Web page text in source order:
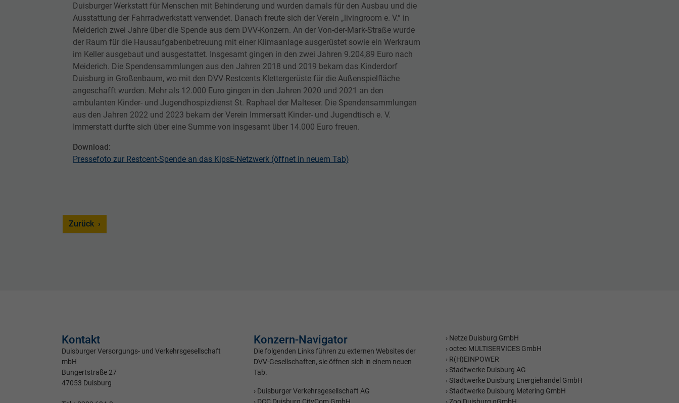
Duisburger Werkstatt für Menschen mit Behinderung und wurden damals für den Ausbau und die
Ausstattung der Fahrradwerkstatt verwendet. Danach freute sich der Verein „livingroom e. V.“ in
Meiderich zwei Jahre über die Spende aus dem DVV-Konzern. An der Von-der-Mark-Straße wurde
der Raum für die Hausaufgabenbetreuung mit einer Klimaanlage ausgerüstet sowie ein Werkraum
im Keller ausgebaut und ausgestattet. Insgesamt gingen in den zwei Jahren 9.204,89 Euro nach
Meiderich. Die Spendensammlungen aus den Jahren 2018 und 2019 bekam das Kinderdorf
Duisburg in Großenbaum, wo mit den DVV-Restcents Klettergerüste für die Außenspielfläche
angeschafft wurden. Mehr als 12.000 Euro gingen in den Jahren 2020 und 2021 an den
ambulanten Kinder- und Jugendhospizdienst St. Raphael der Malteser. Die Spendensammlungen
aus den Jahren 2022 und 2023 bekam der Verein Immersatt Kinder- und Jugendtisch e. V.
Immerstatt durfte sich über eine Summe von insgesamt über 14.000 Euro freuen.
Download:
Pressefoto zur Restcent-Spende an das KipsE-Netzwerk (öffnet in neuem Tab)
Zurück
Kontakt
Duisburger Versorgungs- und Verkehrsgesellschaft
mbH
Bungertstraße 27
47053 Duisburg
Konzern-Navigator
Die folgenden Links führen zu externen Websites der
DVV-Gesellschaften, sie öffnen sich in einem neuen
Tab.
Duisburger Verkehrsgesellschaft AG
DCC Duisburg CityCom GmbH
Netze Duisburg GmbH
octeo MULTISERVICES GmbH
R(H)EINPOWER
Stadtwerke Duisburg AG
Stadtwerke Duisburg Energiehandel GmbH
Stadtwerke Duisburg Metering GmbH
Zoo Duisburg gGmbH